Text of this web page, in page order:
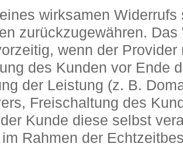
wirksamen
zurückzugewähren.
wenn der
des Kunden vor Ende
der Leistung (z. B.
Freischaltung des
Kunde diese selbst
Rahmen der